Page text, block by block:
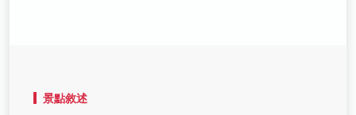
景點敘述